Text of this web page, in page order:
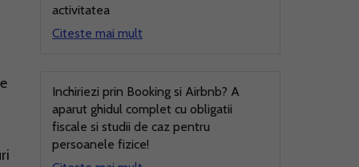
activitatea
Citeste mai mult
Inchiriezi prin Booking si Airbnb? A
aparut ghidul complet cu obligatii
fiscale si studii de caz pentru
persoanele fizice!